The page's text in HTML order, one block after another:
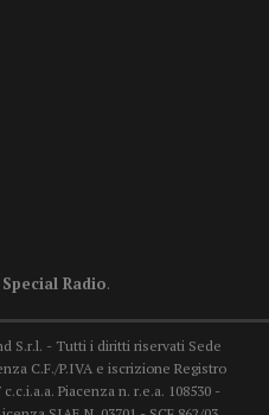
Special Radio.
S.r.l. - Tutti i diritti riservati Sede
C.F./P.IVA e iscrizione Registro
Piacenza n. r.e.a. 108530 -